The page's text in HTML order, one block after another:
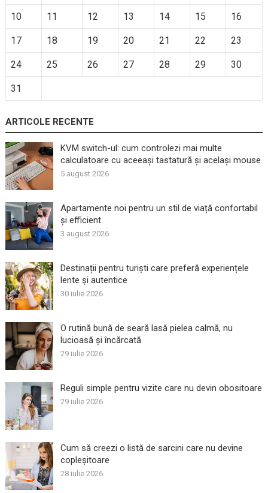
10 11 12 13 14 15 16
17 18 19 20 21 22 23
24 25 26 27 28 29 30
31
ARTICOLE RECENTE
KVM switch-ul: cum controlezi mai multe
calculatoare cu aceeași tastatură și același mouse
5 august 2026
Apartamente noi pentru un stil de viață confortabil
și efficient
3 august 2026
Destinații pentru turiști care preferă experiențele
lente și autentice
30 iulie 2026
O rutină bună de seară lasă pielea calmă, nu
lucioasă și încărcată
29 iulie 2026
Reguli simple pentru vizite care nu devin obositoare
29 iulie 2026
Cum să creezi o listă de sarcini care nu devine
copleșitoare
28 iulie 2026